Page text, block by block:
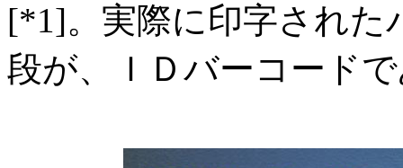
[*1]。実際に印字された
段が、ＩＤバーコード